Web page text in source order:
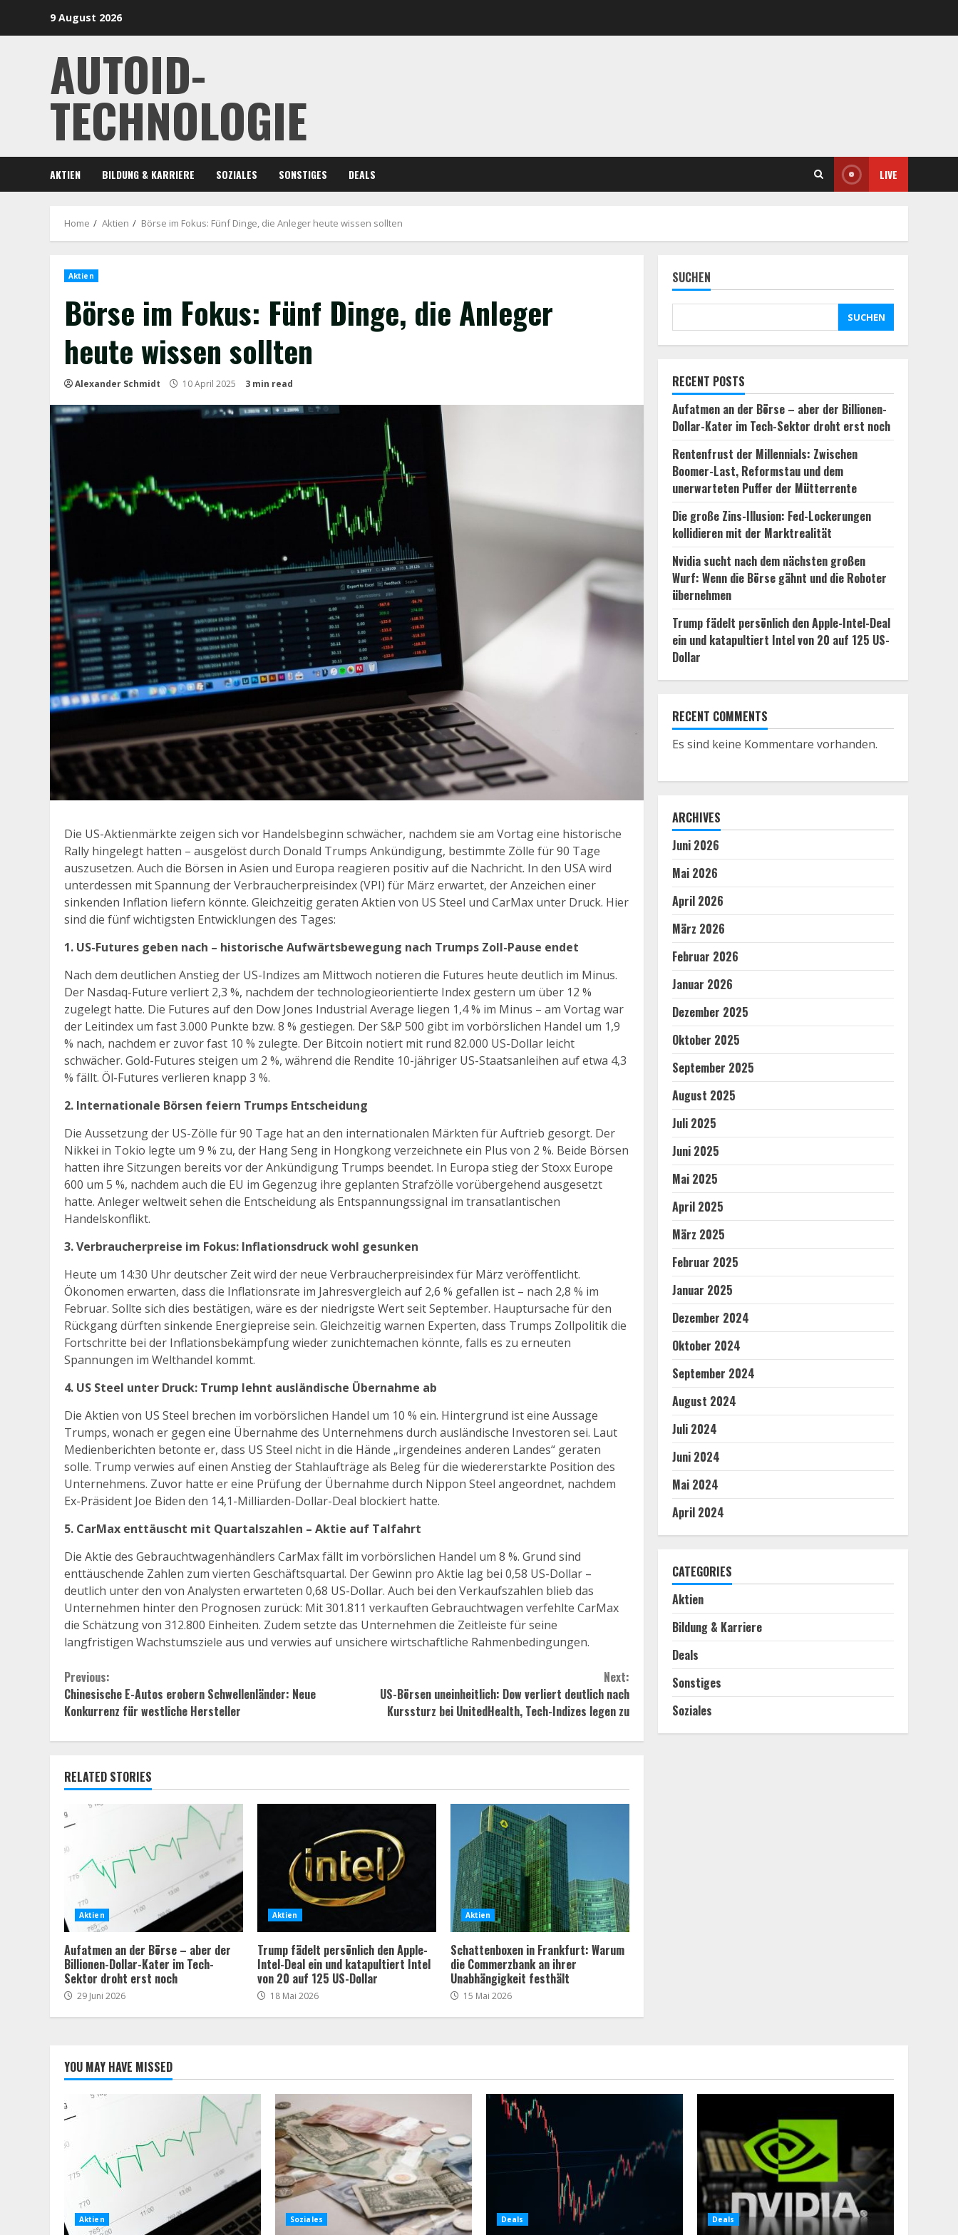
9 August 2026
AUTOID-
TECHNOLOGIE
AKTIEN BILDUNG & KARRIERE SOZIALES SONSTIGES DEALS LIVE
Home Aktien Börse im Fokus: Fünf Dinge, die Anleger heute wissen sollten
Aktien
Börse im Fokus: Fünf Dinge, die Anleger
heute wissen sollten
Alexander Schmidt 10 April 2025 3 min read
Die US-Aktienmärkte zeigen sich vor Handelsbeginn schwächer, nachdem sie am Vortag eine historische
Rally hingelegt hatten – ausgelöst durch Donald Trumps Ankündigung, bestimmte Zölle für 90 Tage
auszusetzen. Auch die Börsen in Asien und Europa reagieren positiv auf die Nachricht. In den USA wird
unterdessen mit Spannung der Verbraucherpreisindex (VPI) für März erwartet, der Anzeichen einer
sinkenden Inflation liefern könnte. Gleichzeitig geraten Aktien von US Steel und CarMax unter Druck. Hier
sind die fünf wichtigsten Entwicklungen des Tages:
1. US-Futures geben nach – historische Aufwärtsbewegung nach Trumps Zoll-Pause endet
Nach dem deutlichen Anstieg der US-Indizes am Mittwoch notieren die Futures heute deutlich im Minus.
Der Nasdaq-Future verliert 2,3 %, nachdem der technologieorientierte Index gestern um über 12 %
zugelegt hatte. Die Futures auf den Dow Jones Industrial Average liegen 1,4 % im Minus – am Vortag war
der Leitindex um fast 3.000 Punkte bzw. 8 % gestiegen. Der S&P 500 gibt im vorbörslichen Handel um 1,9
% nach, nachdem er zuvor fast 10 % zulegte. Der Bitcoin notiert mit rund 82.000 US-Dollar leicht
schwächer. Gold-Futures steigen um 2 %, während die Rendite 10-jähriger US-Staatsanleihen auf etwa 4,3
% fällt. Öl-Futures verlieren knapp 3 %.
2. Internationale Börsen feiern Trumps Entscheidung
Die Aussetzung der US-Zölle für 90 Tage hat an den internationalen Märkten für Auftrieb gesorgt. Der
Nikkei in Tokio legte um 9 % zu, der Hang Seng in Hongkong verzeichnete ein Plus von 2 %. Beide Börsen
hatten ihre Sitzungen bereits vor der Ankündigung Trumps beendet. In Europa stieg der Stoxx Europe
600 um 5 %, nachdem auch die EU im Gegenzug ihre geplanten Strafzölle vorübergehend ausgesetzt
hatte. Anleger weltweit sehen die Entscheidung als Entspannungssignal im transatlantischen
Handelskonflikt.
3. Verbraucherpreise im Fokus: Inflationsdruck wohl gesunken
Heute um 14:30 Uhr deutscher Zeit wird der neue Verbraucherpreisindex für März veröffentlicht.
Ökonomen erwarten, dass die Inflationsrate im Jahresvergleich auf 2,6 % gefallen ist – nach 2,8 % im
Februar. Sollte sich dies bestätigen, wäre es der niedrigste Wert seit September. Hauptursache für den
Rückgang dürften sinkende Energiepreise sein. Gleichzeitig warnen Experten, dass Trumps Zollpolitik die
Fortschritte bei der Inflationsbekämpfung wieder zunichtemachen könnte, falls es zu erneuten
Spannungen im Welthandel kommt.
4. US Steel unter Druck: Trump lehnt ausländische Übernahme ab
Die Aktien von US Steel brechen im vorbörslichen Handel um 10 % ein. Hintergrund ist eine Aussage
Trumps, wonach er gegen eine Übernahme des Unternehmens durch ausländische Investoren sei. Laut
Medienberichten betonte er, dass US Steel nicht in die Hände „irgendeines anderen Landes“ geraten
solle. Trump verwies auf einen Anstieg der Stahlaufträge als Beleg für die wiedererstarkte Position des
Unternehmens. Zuvor hatte er eine Prüfung der Übernahme durch Nippon Steel angeordnet, nachdem
Ex-Präsident Joe Biden den 14,1-Milliarden-Dollar-Deal blockiert hatte.
5. CarMax enttäuscht mit Quartalszahlen – Aktie auf Talfahrt
Die Aktie des Gebrauchtwagenhändlers CarMax fällt im vorbörslichen Handel um 8 %. Grund sind
enttäuschende Zahlen zum vierten Geschäftsquartal. Der Gewinn pro Aktie lag bei 0,58 US-Dollar –
deutlich unter den von Analysten erwarteten 0,68 US-Dollar. Auch bei den Verkaufszahlen blieb das
Unternehmen hinter den Prognosen zurück: Mit 301.811 verkauften Gebrauchtwagen verfehlte CarMax
die Schätzung von 312.800 Einheiten. Zudem setzte das Unternehmen die Zeitleiste für seine
langfristigen Wachstumsziele aus und verwies auf unsichere wirtschaftliche Rahmenbedingungen.
Continue
Reading
Previous:
Chinesische E-Autos erobern Schwellenländer: Neue
Konkurrenz für westliche Hersteller
Next:
US-Börsen uneinheitlich: Dow verliert deutlich nach
Kurssturz bei UnitedHealth, Tech-Indizes legen zu
RELATED STORIES
Aktien
Aufatmen an der Börse – aber der
Billionen-Dollar-Kater im Tech-
Sektor droht erst noch
29 Juni 2026
Aktien
Trump fädelt persönlich den Apple-
Intel-Deal ein und katapultiert Intel
von 20 auf 125 US-Dollar
18 Mai 2026
Aktien
Schattenboxen in Frankfurt: Warum
die Commerzbank an ihrer
Unabhängigkeit festhält
15 Mai 2026
SUCHEN
SUCHEN
RECENT POSTS
Aufatmen an der Börse – aber der Billionen-
Dollar-Kater im Tech-Sektor droht erst noch
Rentenfrust der Millennials: Zwischen
Boomer-Last, Reformstau und dem
unerwarteten Puffer der Mütterrente
Die große Zins-Illusion: Fed-Lockerungen
kollidieren mit der Marktrealität
Nvidia sucht nach dem nächsten großen
Wurf: Wenn die Börse gähnt und die Roboter
übernehmen
Trump fädelt persönlich den Apple-Intel-Deal
ein und katapultiert Intel von 20 auf 125 US-
Dollar
RECENT COMMENTS
Es sind keine Kommentare vorhanden.
ARCHIVES
Juni 2026
Mai 2026
April 2026
März 2026
Februar 2026
Januar 2026
Dezember 2025
Oktober 2025
September 2025
August 2025
Juli 2025
Juni 2025
Mai 2025
April 2025
März 2025
Februar 2025
Januar 2025
Dezember 2024
Oktober 2024
September 2024
August 2024
Juli 2024
Juni 2024
Mai 2024
April 2024
CATEGORIES
Aktien
Bildung & Karriere
Deals
Sonstiges
Soziales
YOU MAY HAVE MISSED
Aktien Soziales Deals Deals